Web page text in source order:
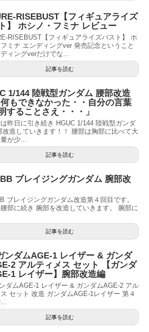
RISEBUST【フィギュアライズ
】 ホシノ・フミナ レビュー
RISEBUST【フィギュアライズバスト】 ホ
ミナ エンディングver 発売記念ということ
ィングverだけでな...
記事を読む
1/144 陸戦型ガンダム 腰部改造
もできなかった・・自分の言葉
することさえ・・・」
昨日に引き続き HGUC 1/144 陸戦型ガンダ
改造していきます！！ 腰部は胸部に比べて大
が少...
記事を読む
ブレイジングガンダム 腕部改
ブレイジングガンダム改造第４回目です。
部に続き 腕部を改造していきます。 腕部に
記事を読む
ンダムAGE-1 レイザー & ガンダ
2 アルティメス セット 【ガンダ
1 レイザー】腕部改造編
ダムAGE-1 レイザー & ガンダムAGE-2 アル
セット 改造 ガンダムAGE-1レイザー 第４
記事を読む